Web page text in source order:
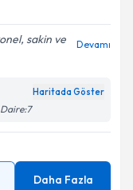
sakin ve
Devamı
Haritada Göster
Daha Fazla